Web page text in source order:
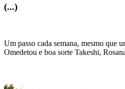
(...)
Um passo cada semana, mesmo que
Omedetou e boa sorte Takeshi,